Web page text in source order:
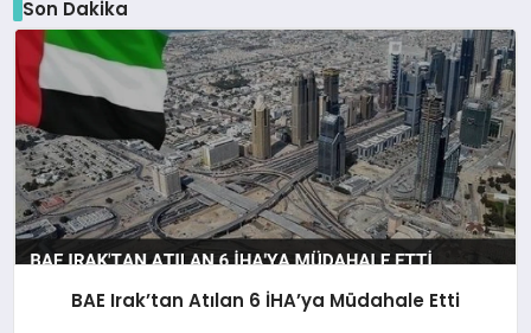
Son Dakika
BAE Irak’tan Atılan 6 İHA’ya Müdahale Etti